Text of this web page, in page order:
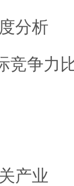
分析
竞争力
产业